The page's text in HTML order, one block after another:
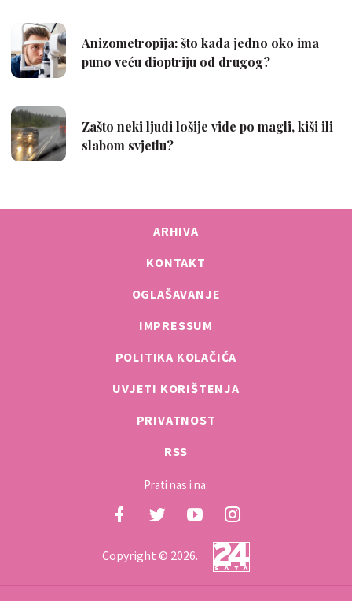
ARHIVA
KONTAKT
OGLAŠAVANJE
IMPRESSUM
POLITIKA KOLAČIĆA
UVJETI KORIŠTENJA
PRIVATNOST
RSS
Prati nas i na:
Copyright © 2026.